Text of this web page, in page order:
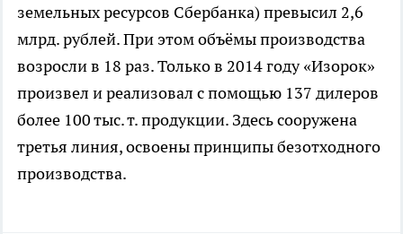
земельных ресурсов Сбербанка) превысил 2,6
млрд. рублей. При этом объёмы производства
возросли в 18 раз. Только в 2014 году «Изорок»
произвел и реализовал с помощью 137 дилеров
более 100 тыс. т. продукции. Здесь сооружена
третья линия, освоены принципы безотходного
производства.